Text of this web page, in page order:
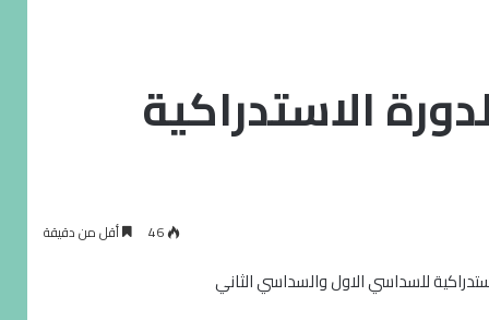
الاستدراكية
46 أقل من دقيقة
للسداسي الاول والسداسي الثاني